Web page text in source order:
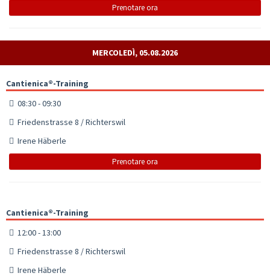
Prenotare ora
MERCOLEDÌ, 05.08.2026
Cantienica®-Training
08:30 - 09:30
Friedenstrasse 8 / Richterswil
Irene Häberle
Prenotare ora
Cantienica®-Training
12:00 - 13:00
Friedenstrasse 8 / Richterswil
Irene Häberle